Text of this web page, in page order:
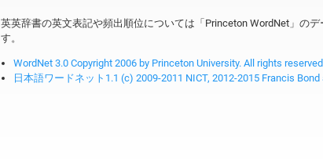
英英辞書の英文表記や頻出順位については「Princeton WordNet」の
す。
WordNet 3.0 Copyright 2006 by Princeton University. All rights
日本語ワードネット1.1 (c) 2009-2011 NICT, 2012-2015 Francis